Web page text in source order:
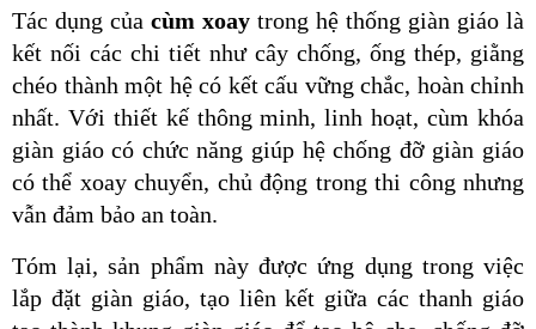
Tác dụng của cùm xoay trong hệ thống giàn giáo là
kết nối các chi tiết như cây chống, ống thép, giằng
chéo thành một hệ có kết cấu vững chắc, hoàn chỉnh
nhất. Với thiết kế thông minh, linh hoạt, cùm khóa
giàn giáo có chức năng giúp hệ chống đỡ giàn giáo
có thể xoay chuyển, chủ động trong thi công nhưng
vẫn đảm bảo an toàn.
Tóm lại, sản phẩm này được ứng dụng trong việc
lắp đặt giàn giáo, tạo liên kết giữa các thanh giáo